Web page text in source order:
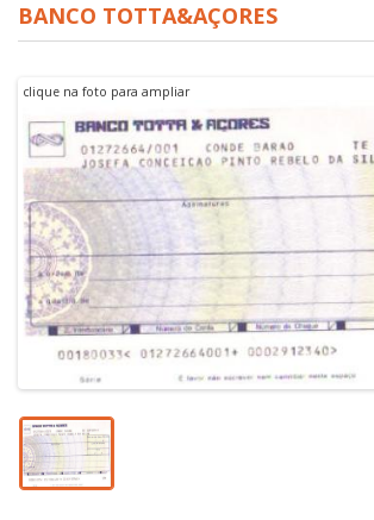
BILHETE DE BALANÇA - RUI
DE MASCARENHAS
BANCO TOTTA&AÇORES
clique na foto para ampliar